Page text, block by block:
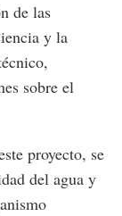
de las
y la
sobre el
proyecto, se
del agua y